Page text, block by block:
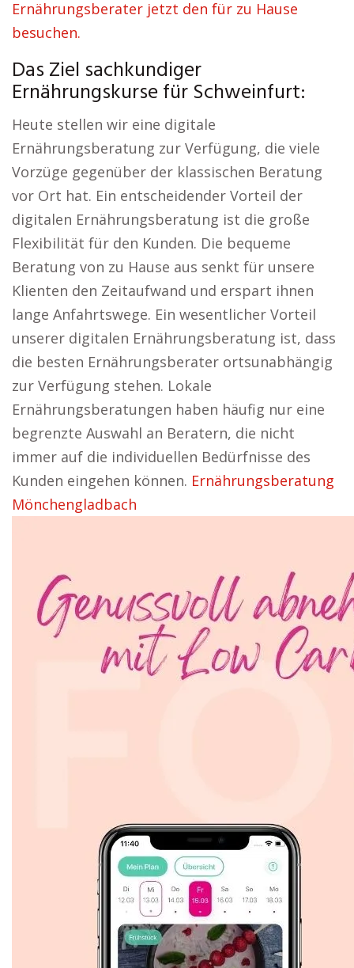
Ernährungsberater jetzt den für zu Hause
besuchen.
Das Ziel sachkundiger
Ernährungskurse für Schweinfurt:
Heute stellen wir eine digitale
Ernährungsberatung zur Verfügung, die viele
Vorzüge gegenüber der klassischen Beratung
vor Ort hat. Ein entscheidender Vorteil der
digitalen Ernährungsberatung ist die große
Flexibilität für den Kunden. Die bequeme
Beratung von zu Hause aus senkt für unsere
Klienten den Zeitaufwand und erspart ihnen
lange Anfahrtswege. Ein wesentlicher Vorteil
unserer digitalen Ernährungsberatung ist, dass
die besten Ernährungsberater ortsunabhängig
zur Verfügung stehen. Lokale
Ernährungsberatungen haben häufig nur eine
begrenzte Auswahl an Beratern, die nicht
immer auf die individuellen Bedürfnisse des
Kunden eingehen können. Ernährungsberatung
Mönchengladbach